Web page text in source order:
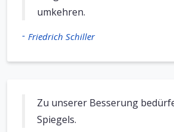
umkehren.
- Friedrich Schiller
Zu unserer Besserung
Spiegels.